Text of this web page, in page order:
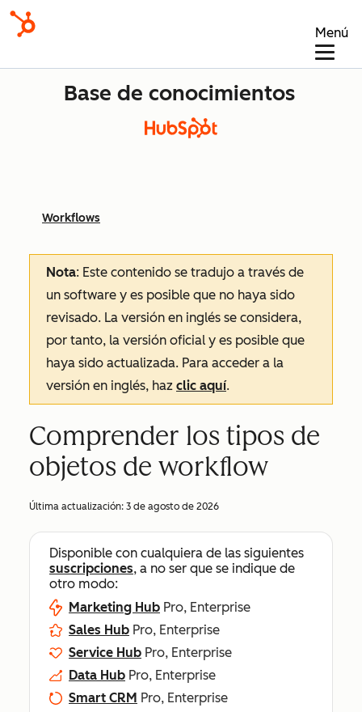
Menú
Base de conocimientos
Workflows
Nota: Este contenido se tradujo a través de
un software y es posible que no haya sido
revisado. La versión en inglés se considera,
por tanto, la versión oficial y es posible que
haya sido actualizada. Para acceder a la
versión en inglés, haz clic aquí.
Comprender los tipos de
objetos de workflow
Última actualización: 3 de agosto de 2026
Disponible con cualquiera de las siguientes
suscripciones, a no ser que se indique de
otro modo:
Marketing Hub Pro, Enterprise
Sales Hub Pro, Enterprise
Service Hub Pro, Enterprise
Data Hub Pro, Enterprise
Smart CRM Pro, Enterprise